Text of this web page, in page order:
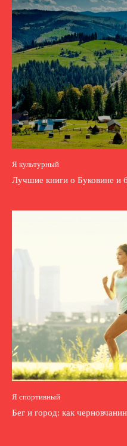
Я культурный
Лучшие книги о Буковине и
Я спортивный
Бег и город: как